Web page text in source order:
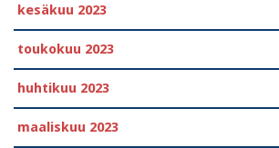
kesäkuu 2023
toukokuu 2023
huhtikuu 2023
maaliskuu 2023